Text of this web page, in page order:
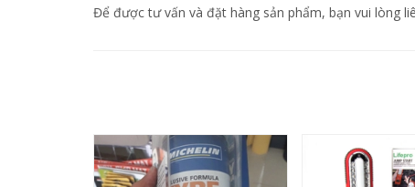
Để được tư vấn và đặt hàng sản phẩm, bạn vui lòng